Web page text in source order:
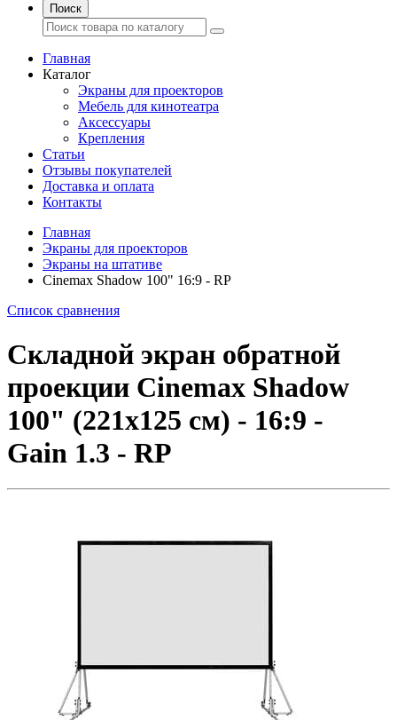
Поиск
Главная
Каталог
Экраны для проекторов
Mебель для кинотеатра
Аксессуары
Крепления
Статьи
Отзывы покупателей
Доставка и оплата
Контакты
Главная
Экраны для проекторов
Экраны на штативе
Cinemax Shadow 100" 16:9 - RP
Список сравнения
Складной экран обратной
проекции Cinemax Shadow
100" (221x125 см) - 16:9 -
Gain 1.3 - RP